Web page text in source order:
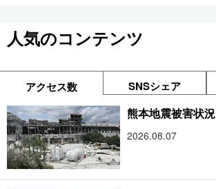
人気のコンテンツ
アクセス数 SNSシェア
熊本地震被害状況
2026.08.07